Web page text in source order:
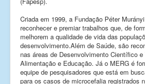
Criada em 1999, a Fundação Péter
reconhecer e premiar trabalhos que, de
melhorem a qualidade de vida das
desenvolvimento.Além de Saúde, são
nas áreas de Desenvolvimento Científico e
Alimentação e Educação. Já o MERG é
equipe de pesquisadores que está em
para os casos de microcefalia registrados